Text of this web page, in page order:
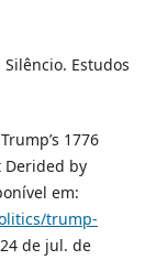
Estudos
1776
Derided by
em:
trump-
de jul. de